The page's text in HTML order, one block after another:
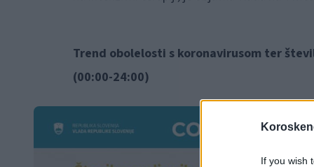
If you wish
Trend obolelosti s koronavirusom ter
(00:00-24:00)